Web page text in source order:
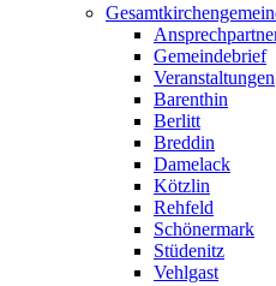
Gemeindebrief
Veranstaltungen
Barenthin
Berlitt
Breddin
Damelack
Kötzlin
Rehfeld
Schönermark
Stüdenitz
Vehlgast